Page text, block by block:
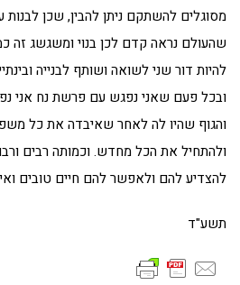
מסוגלים להשתקם ניתן להבין, שכן לבנות
שהעולם נראה קדם לכן בנוי ומשגשג זה
להיות דור שני לשואה ושותף לבנייה
ובכל פעם שאני נפגש עם פרשת נח אני
והגוף שהיו לה לאחר שאיבדה את כל
ולהתחיל את הכל מחדש. וכמותה רבים
להצדיע להם ולאפשר להם חיים טובים
תשע"ד